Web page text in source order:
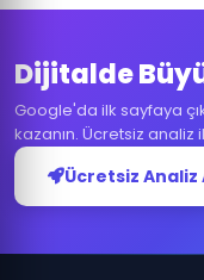
Dijitalde
Google'da ilk sayfaya
kazanın. Ücretsiz analiz
Ücretsiz Analiz